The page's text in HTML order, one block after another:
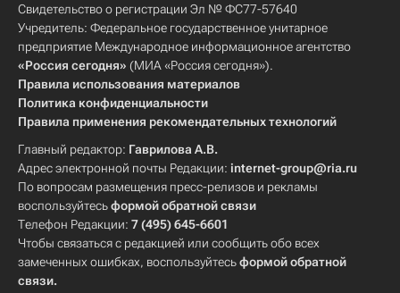
Свидетельство о регистрации Эл № ФС77-57640
Учредитель: Федеральное государственное унитарное
предприятие Международное информационное агентство
«Россия сегодня» (МИА «Россия сегодня»).
Правила использования материалов
Политика конфиденциальности
Правила применения рекомендательных технологий
Главный редактор: Гаврилова А.В.
Адрес электронной почты Редакции: internet-group@ria.ru
По вопросам размещения пресс-релизов и рекламы
воспользуйтесьформой обратной связи
Телефон Редакции: 7 (495) 645-6601
Чтобы связаться с редакцией или сообщить обо всех
замеченных ошибках, воспользуйтесьформой обратной
связи.